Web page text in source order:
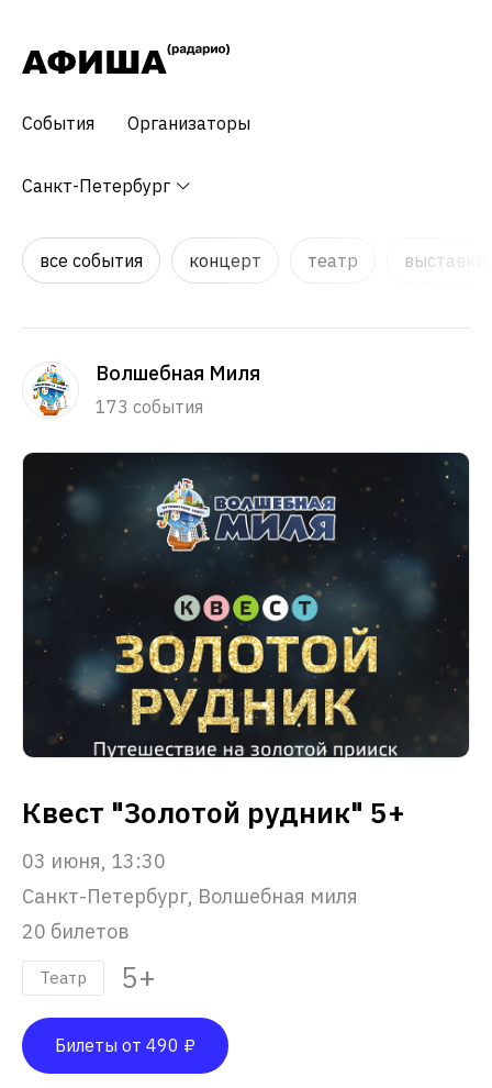
События Организаторы
Санкт-Петербург
все события концерт театр
Волшебная Миля
173 события
Квест "Золотой рудник" 5+
03 июня, 13:30
Санкт-Петербург, Волшебная миля
20 билетов
Театр 5+
Билеты от 490 ₽